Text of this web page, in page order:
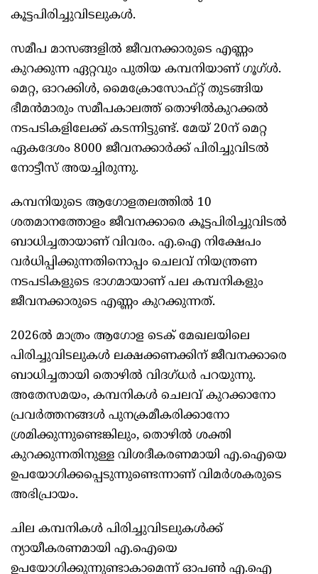
കൂട്ടപിരിച്ചുവിടലുകൾ.
സമീപ മാസങ്ങളിൽ ജീവനക്കാരുടെ എണ്ണം
കുറക്കുന്ന ഏറ്റവും പുതിയ കമ്പനിയാണ് ഗൂഗ്ൾ.
മെറ്റ, ഓറക്കിൾ, മൈക്രോസോഫ്റ്റ് തുടങ്ങിയ
ഭീമൻമാരും സമീപകാലത്ത് തൊഴിൽകുറക്കൽ
നടപടികളിലേക്ക് കടന്നിട്ടുണ്ട്. മേയ് 20ന് മെറ്റ
ഏകദേശം 8000 ജീവനക്കാർക്ക് പിരിച്ചുവിടൽ
നോട്ടീസ് അയച്ചിരുന്നു.
കമ്പനിയുടെ ആഗോളതലത്തിൽ 10
ശതമാനത്തോളം ജീവനക്കാരെ കൂട്ടപിരിച്ചുവിടൽ
ബാധിച്ചതായാണ് വിവരം. എ.ഐ നിക്ഷേപം
വർധിപ്പിക്കുന്നതിനൊപ്പം ചെലവ് നിയന്ത്രണ
നടപടികളുടെ ഭാഗമായാണ് പല കമ്പനികളും
ജീവനക്കാരുടെ എണ്ണം കുറക്കുന്നത്.
2026ൽ മാത്രം ആഗോള ടെക് മേഖലയിലെ
പിരിച്ചുവിടലുകൾ ലക്ഷക്കണക്കിന് ജീവനക്കാരെ
ബാധിച്ചതായി തൊഴിൽ വിദഗ്ധർ പറയുന്നു.
അതേസമയം, കമ്പനികൾ ചെലവ് കുറക്കാനോ
പ്രവർത്തനങ്ങൾ പുനക്രമീകരിക്കാനോ
ശ്രമിക്കുന്നുണ്ടെങ്കിലും, തൊഴിൽ ശക്തി
കുറക്കുന്നതിനുള്ള വിശദീകരണമായി എ.ഐയെ
ഉപയോഗിക്കപ്പെടുന്നുണ്ടെന്നാണ് വിമർശകരുടെ
അഭിപ്രായം.
ചില കമ്പനികൾ പിരിച്ചുവിടലുകൾക്ക്
ന്യായീകരണമായി എ.ഐയെ
ഉപയോഗിക്കുന്നുണ്ടാകാമെന്ന് ഓപൺ എ.ഐ